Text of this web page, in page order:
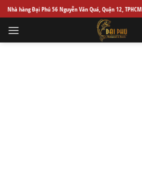
Skip
to
content
Nhà hàng Đại Phú 56 Nguyễn Văn Quá, Quận 12, TPHCM